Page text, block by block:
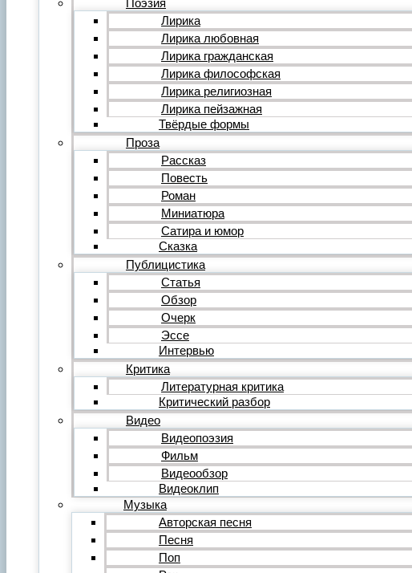
Лирика
Лирика любовная
Лирика гражданская
Лирика философская
Лирика религиозная
Лирика пейзажная
Твёрдые формы
Проза
Рассказ
Повесть
Роман
Миниатюра
Сатира и юмор
Сказка
Публицистика
Статья
Обзор
Очерк
Эссе
Интервью
Критика
Литературная критика
Критический разбор
Видео
Видеопоэзия
Фильм
Видеообзор
Видеоклип
Музыка
Авторская песня
Песня
Поп
Фильм
Видеообзор
Видеоклип
Музыка
Авторская песня
Песня
Поп
Рок
Шансон
Мастерская
Гражданинъ
Поэтическая подборка для альманаха
Все темы форума
О литературе
О политике
О музыке
О кино
О разном
Комментарии
Пользователи
Авторский анонс
Редакция
Инструкции
Вставка видеоплеера
Вставка аудиоплеера
Публикации
Лента публикаций
Альманах «Гражданинъ»
Поэзия
Лирика
Лирика любовная
Лирика гражданская